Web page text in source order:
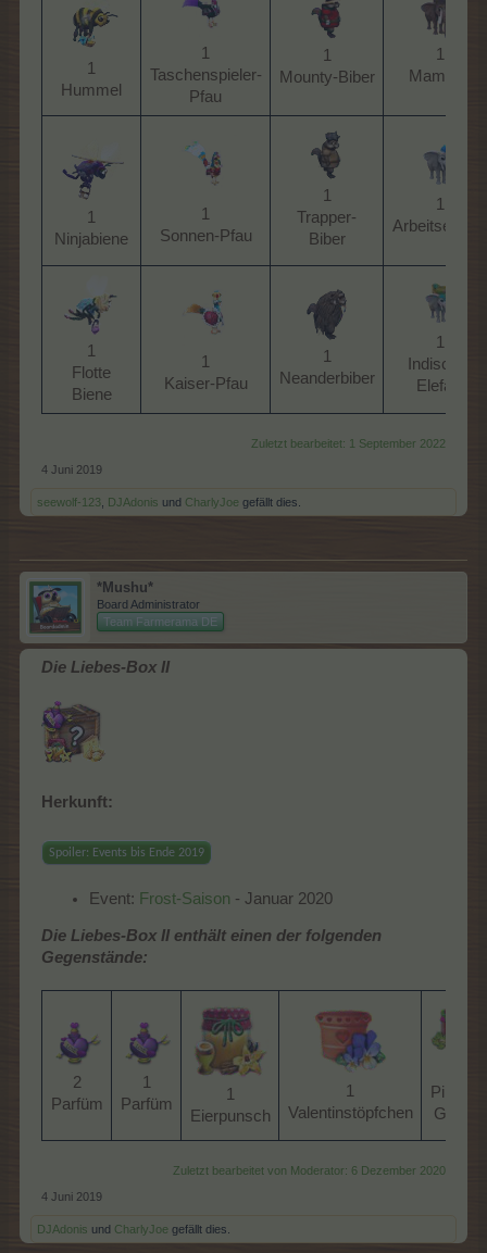
1
Hummel​
1
Taschenspieler-
Pfau​
1
Mounty-Biber​
1
Mammut​
1
Ninjabiene​
1
Sonnen-Pfau​
1
Trapper-
Biber​
1
1
Flotte
Biene​
1
Kaiser-Pfau​
1
Neanderbiber​
1
Indischer
Elefant​
Zuletzt bearbeitet: 1 September 2022
4 Juni 2019
seewolf-123 DJAdonis und CharlyJoe gefällt dies.
*Mushu*
Board Administrator
Team Farmerama DE
Die Liebes-Box II
Herkunft:
Spoiler: Events bis Ende 2019
Event: Frost-Saison - Januar 2020
Die Liebes-Box II enthält einen der folgenden
Gegenstände:
2
Parfüm​
1
Parfüm​
1
Eierpunsch​
1
Valentinstöpfchen​
Pinkes
Gelee​
Zuletzt bearbeitet von Moderator: 6 Dezember 2020
4 Juni 2019
DJAdonis und CharlyJoe gefällt dies.